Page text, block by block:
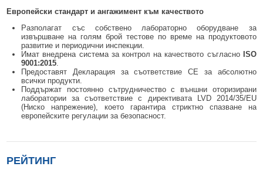
Европейски стандарт и ангажимент към качеството
Разполагат със собствено лабораторно оборудване за
извършване на голям брой тестове по време на продуктовото
развитие и периодични инспекции.
Имат внедрена система за контрол на качеството съгласно ISO
9001:2015
Предоставят Декларация за съответствие CE за абсолютно
всички продукти.
Поддържат постоянно сътрудничество с външни оторизирани
лаборатории за съответствие с директивата LVD 2014/35/ΕU
(Ниско напрежение), което гарантира стриктно спазване на
европейските регулации за безопасност.
РЕЙТИНГ